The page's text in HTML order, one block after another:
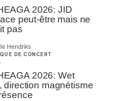
2026: JID
peut-être mais ne
pas
Hendriks
DE CONCERT
2026: Wet
direction magnétisme